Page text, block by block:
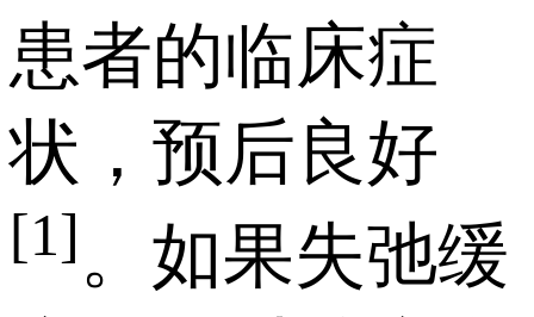
患者的临床症
状，预后良好
[1]。如果失弛缓